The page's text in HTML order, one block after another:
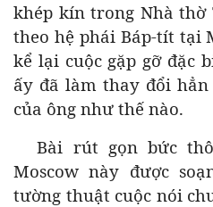
khép kín trong Nhà thờ
theo hệ phái Báp-tít tại
kể lại cuộc gặp gỡ đặc
ấy đã làm thay đổi
của ông như thế nào.
Bài rút gọn bức
Moscow này được
tường thuật cuộc nói